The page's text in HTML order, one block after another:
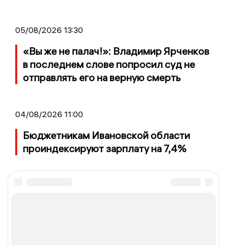
05/08/2026 13:30
«Вы же не палач!»: Владимир Ярченков
в последнем слове попросил суд не
отправлять его на верную смерть
04/08/2026 11:00
Бюджетникам Ивановской области
проиндексируют зарплату на 7,4%